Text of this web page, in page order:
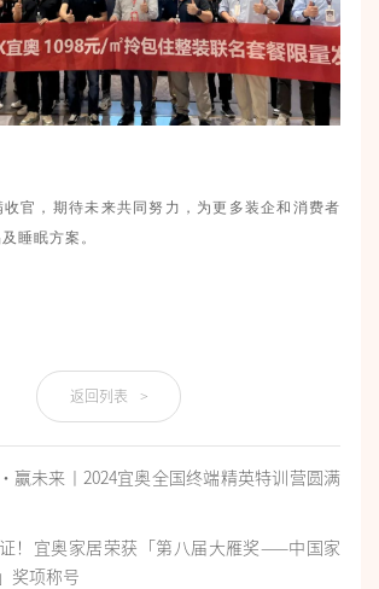
官，期待未来共同努力，为更多装企和消费者
睡眠方案。
返回列表 >
赢未来丨2024宜奥全国终端精英特训营圆满
！宜奥家居荣获「第八届大雁奖——中国家
奖项称号